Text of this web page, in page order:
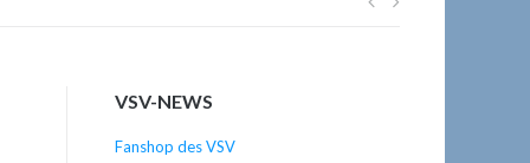
VSV-NEWS
Fanshop des VSV